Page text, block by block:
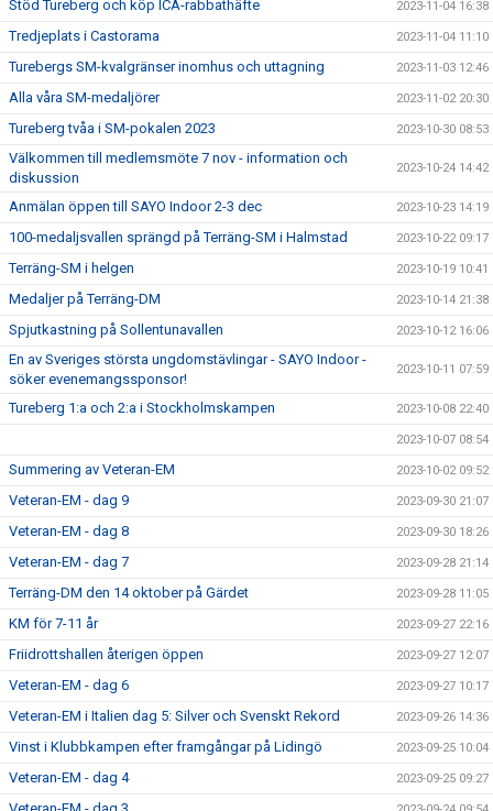
Stöd Tureberg och köp ICA-rabbathäfte 2023-11-04 16:38
Tredjeplats i Castorama 2023-11-04 11:10
Turebergs SM-kvalgränser inomhus och uttagning 2023-11-03 12:46
Alla våra SM-medaljörer 2023-11-02 20:30
Tureberg tvåa i SM-pokalen 2023 2023-10-30 08:53
Välkommen till medlemsmöte 7 nov - information och
diskussion
2023-10-24 14:42
Anmälan öppen till SAYO Indoor 2-3 dec 2023-10-23 14:19
100-medaljsvallen sprängd på Terräng-SM i Halmstad 2023-10-22 09:17
Terräng-SM i helgen 2023-10-19 10:41
Medaljer på Terräng-DM 2023-10-14 21:38
Spjutkastning på Sollentunavallen 2023-10-12 16:06
En av Sveriges största ungdomstävlingar - SAYO Indoor -
söker evenemangssponsor!
2023-10-11 07:59
Tureberg 1:a och 2:a i Stockholmskampen 2023-10-08 22:40
2023-10-07 08:54
Summering av Veteran-EM 2023-10-02 09:52
Veteran-EM - dag 9 2023-09-30 21:07
Veteran-EM - dag 8 2023-09-30 18:26
Veteran-EM - dag 7 2023-09-28 21:14
Terräng-DM den 14 oktober på Gärdet 2023-09-28 11:05
KM för 7-11 år 2023-09-27 22:16
Friidrottshallen återigen öppen 2023-09-27 12:07
Veteran-EM - dag 6 2023-09-27 10:17
Veteran-EM i Italien dag 5: Silver och Svenskt Rekord 2023-09-26 14:36
Vinst i Klubbkampen efter framgångar på Lidingö 2023-09-25 10:04
Veteran-EM - dag 4 2023-09-25 09:27